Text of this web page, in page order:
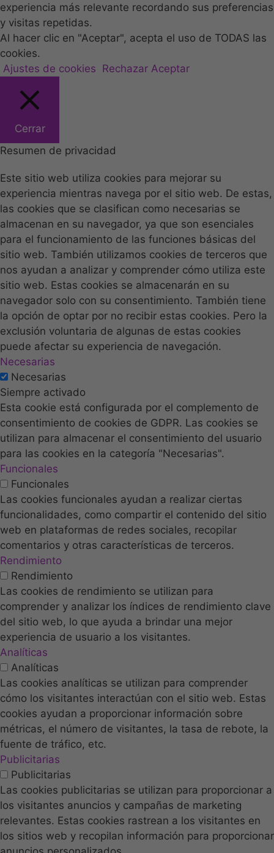
experiencia más relevante recordando sus preferencias
y visitas repetidas.
Al hacer clic en "Aceptar", acepta el uso de TODAS las
cookies.
Ajustes de cookies Rechazar Aceptar
Cerrar
Resumen de privacidad
Este sitio web utiliza cookies para mejorar su
experiencia mientras navega por el sitio web. De estas,
las cookies que se clasifican como necesarias se
almacenan en su navegador, ya que son esenciales
para el funcionamiento de las funciones básicas del
sitio web. También utilizamos cookies de terceros que
nos ayudan a analizar y comprender cómo utiliza este
sitio web. Estas cookies se almacenarán en su
navegador solo con su consentimiento. También tiene
la opción de optar por no recibir estas cookies. Pero la
exclusión voluntaria de algunas de estas cookies
puede afectar su experiencia de navegación.
Necesarias
Necesarias
Siempre activado
Esta cookie está configurada por el complemento de
consentimiento de cookies de GDPR. Las cookies se
utilizan para almacenar el consentimiento del usuario
para las cookies en la categoría "Necesarias".
Funcionales
Funcionales
Las cookies funcionales ayudan a realizar ciertas
funcionalidades, como compartir el contenido del sitio
web en plataformas de redes sociales, recopilar
comentarios y otras características de terceros.
Rendimiento
Rendimiento
Las cookies de rendimiento se utilizan para
comprender y analizar los índices de rendimiento clave
del sitio web, lo que ayuda a brindar una mejor
experiencia de usuario a los visitantes.
Analíticas
Analíticas
Las cookies analíticas se utilizan para comprender
cómo los visitantes interactúan con el sitio web. Estas
cookies ayudan a proporcionar información sobre
métricas, el número de visitantes, la tasa de rebote, la
fuente de tráfico, etc.
Publicitarias
Publicitarias
Las cookies publicitarias se utilizan para proporcionar a
los visitantes anuncios y campañas de marketing
relevantes. Estas cookies rastrean a los visitantes en
los sitios web y recopilan información para proporcionar